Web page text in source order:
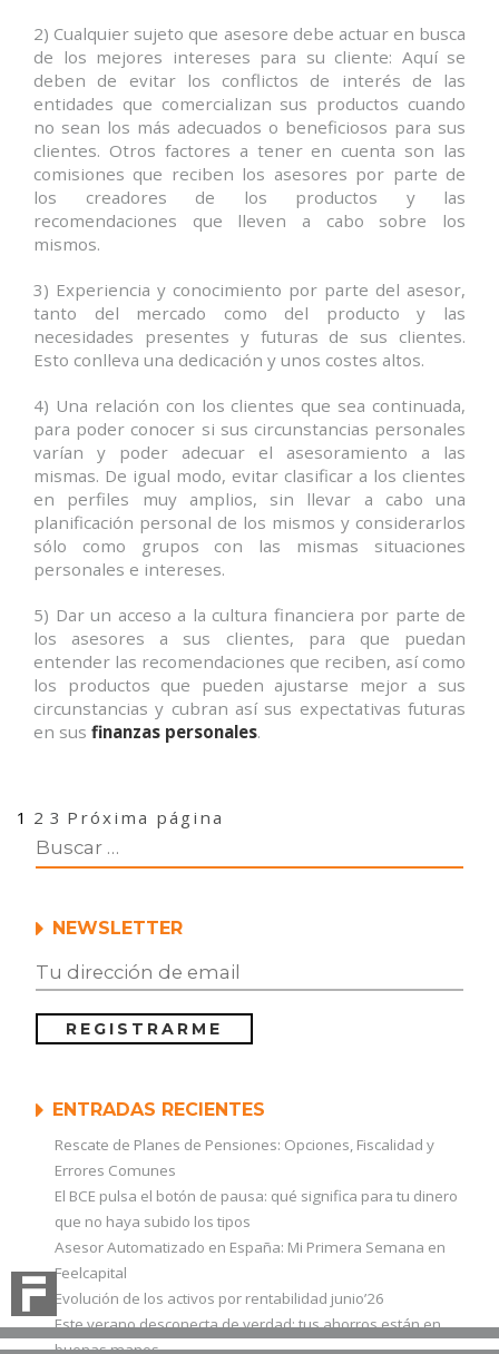
2) Cualquier sujeto que asesore debe actuar en busca
de los mejores intereses para su cliente: Aquí se
deben de evitar los conflictos de interés de las
entidades que comercializan sus productos cuando
no sean los más adecuados o beneficiosos para sus
clientes. Otros factores a tener en cuenta son las
comisiones que reciben los asesores por parte de
los creadores de los productos y las
recomendaciones que lleven a cabo sobre los
mismos.
3) Experiencia y conocimiento por parte del asesor,
tanto del mercado como del producto y las
necesidades presentes y futuras de sus clientes.
Esto conlleva una dedicación y unos costes altos.
4) Una relación con los clientes que sea continuada,
para poder conocer si sus circunstancias personales
varían y poder adecuar el asesoramiento a las
mismas. De igual modo, evitar clasificar a los clientes
en perfiles muy amplios, sin llevar a cabo una
planificación personal de los mismos y considerarlos
sólo como grupos con las mismas situaciones
personales e intereses.
5) Dar un acceso a la cultura financiera por parte de
los asesores a sus clientes, para que puedan
entender las recomendaciones que reciben, así como
los productos que pueden ajustarse mejor a sus
circunstancias y cubran así sus expectativas futuras
en sus finanzas personales.
Navegación
de
entradas
Página
1 Página
2 Página
3 Próxima página
NEWSLETTER
ENTRADAS RECIENTES
Rescate de Planes de Pensiones: Opciones, Fiscalidad y
Errores Comunes
El BCE pulsa el botón de pausa: qué significa para tu dinero
que no haya subido los tipos
Asesor Automatizado en España: Mi Primera Semana en
Feelcapital
Evolución de los activos por rentabilidad junio’26
Este verano desconecta de verdad: tus ahorros están en
buenas manos